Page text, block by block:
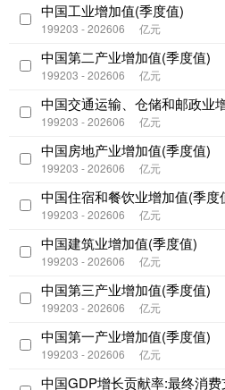
中国工业增加值(季度值)
199203 - 202606 亿元
中国第二产业增加值(季度值)
199203 - 202606 亿元
中国交通运输、仓储和邮政业
199203 - 202606 亿元
中国房地产业增加值(季度值)
199203 - 202606 亿元
中国住宿和餐饮业增加值(季度
199203 - 202606 亿元
中国建筑业增加值(季度值)
199203 - 202606 亿元
中国第三产业增加值(季度值)
199203 - 202606 亿元
中国第一产业增加值(季度值)
199203 - 202606 亿元
中国GDP增长贡献率:最终消